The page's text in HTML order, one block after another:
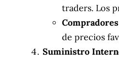
traders. Los
de precios
Suministro